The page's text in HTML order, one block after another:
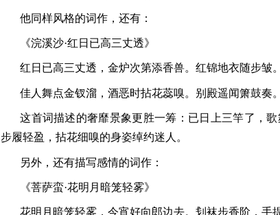
他同样风格的词作，还有：
《浣溪沙·红日已高三丈透》
红日已高三丈透，金炉次第添香兽。红锦地衣随步皱。
佳人舞点金钗溜，酒恶时拈花蕊嗅。别殿遥闻箫鼓奏。
这首词描述的奢靡景象更胜一筹：已日上三竿了，
步履轻盈，拈花细嗅的身姿绰约迷人。
另外，还有描写感情的词作：
《菩萨蛮·花明月暗笼轻雾》
花明月暗笼轻雾，今宵好向郎边去。刬袜步香阶，手